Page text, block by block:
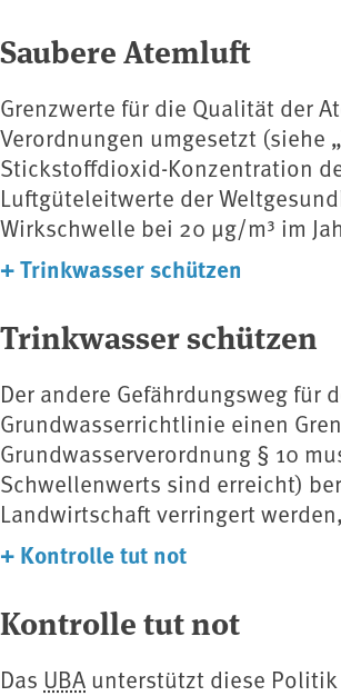
Saubere Atemluft
Grenzwerte für die Qualität der
Verordnungen umgesetzt (siehe
Stickstoffdioxid-Konzentration
Luftgüteleitwerte der
Wirkschwelle bei 20 μg/m³ im
+Trinkwasser schützen
Trinkwasser schützen
Der andere Gefährdungsweg
Grundwasserrichtlinie einen
Grundwasserverordnung § 10
Schwellenwerts sind erreicht)
Landwirtschaft verringert
+ Kontrolle tut not
Kontrolle tut not
Das UBA unterstützt diese